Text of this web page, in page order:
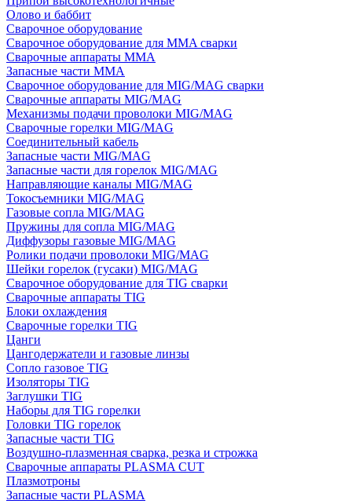
Олово и баббит
Сварочное оборудование
Сварочное оборудование для MMA сварки
Сварочные аппараты MMA
Запасные части MMA
Сварочное оборудование для MIG/MAG сварки
Сварочные аппараты MIG/MAG
Механизмы подачи проволоки MIG/MAG
Сварочные горелки MIG/MAG
Соединительный кабель
Запасные части MIG/MAG
Запасные части для горелок MIG/MAG
Направляющие каналы MIG/MAG
Токосъемники MIG/MAG
Газовые сопла MIG/MAG
Пружины для сопла MIG/MAG
Диффузоры газовые MIG/MAG
Ролики подачи проволоки MIG/MAG
Шейки горелок (гусаки) MIG/MAG
Сварочное оборудование для TIG сварки
Сварочные аппараты TIG
Блоки охлаждения
Сварочные горелки TIG
Цанги
Цангодержатели и газовые линзы
Сопло газовое TIG
Изоляторы TIG
Заглушки TIG
Наборы для TIG горелки
Головки TIG горелок
Запасные части TIG
Воздушно-плазменная сварка, резка и строжка
Сварочные аппараты PLASMA CUT
Плазмотроны
Запасные части PLASMA